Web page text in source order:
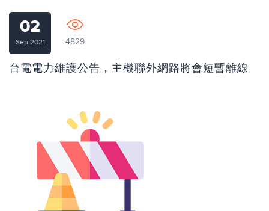
02
Sep 2021 4829
台電電力維護公告，主機聯外網路將會短暫離線